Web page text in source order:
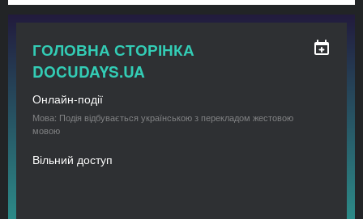
ГОЛОВНА СТОРІНКА
DOCUDAYS.UA
Онлайн-події
Мова: Подія відбувається українською з перекладом жестовою
мовою
Вільний доступ